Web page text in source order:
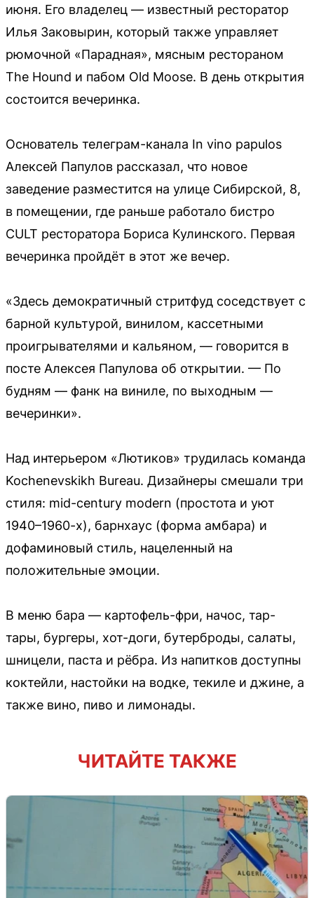
июня. Его владелец — известный ресторатор
Илья Заковырин, который также управляет
рюмочной «Парадная», мясным рестораном
The Hound и пабом Old Moose. В день открытия
состоится вечеринка.
Основатель телеграм-канала In vino papulos
Алексей Папулов рассказал, что новое
заведение разместится на улице Сибирской, 8,
в помещении, где раньше работало бистро
CULT ресторатора Бориса Кулинского. Первая
вечеринка пройдёт в этот же вечер.
«Здесь демократичный стритфуд соседствует с
барной культурой, винилом, кассетными
проигрывателями и кальяном, — говорится в
посте Алексея Папулова об открытии. — По
будням — фанк на виниле, по выходным —
вечеринки».
Над интерьером «Лютиков» трудилась команда
Kochenevskikh Bureau. Дизайнеры смешали три
стиля: mid-century modern (простота и уют
1940–1960-х), барнхаус (форма амбара) и
дофаминовый стиль, нацеленный на
положительные эмоции.
В меню бара — картофель-фри, начос, тар-
тары, бургеры, хот-доги, бутерброды, салаты,
шницели, паста и рёбра. Из напитков доступны
коктейли, настойки на водке, текиле и джине, а
также вино, пиво и лимонады.
ЧИТАЙТЕ ТАКЖЕ